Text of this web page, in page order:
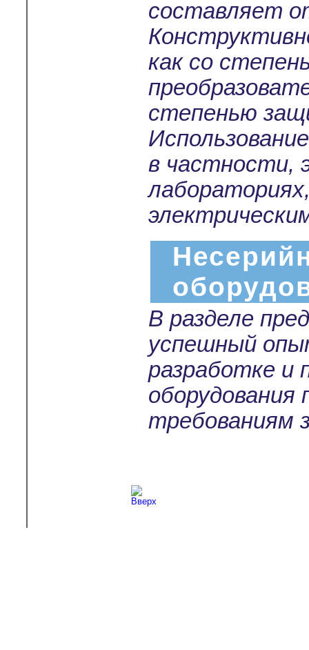
составляет
как со
степенью
в частности,
В разделе
успешный
разработке и
оборудования
требованиям